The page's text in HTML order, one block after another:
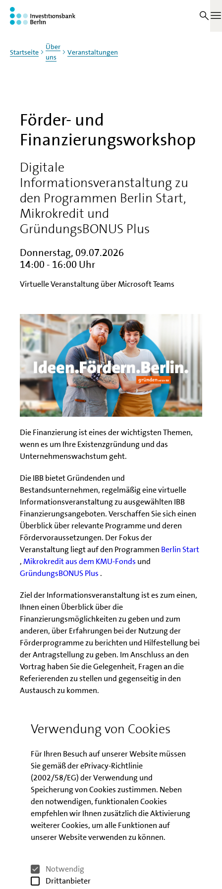
Verwendung von Cookies
Für Ihren Besuch auf unserer Website müssen
Sie gemäß der ePrivacy-Richtlinie
(2002/58/EG) der Verwendung und
Speicherung von Cookies zustimmen. Neben
den notwendigen, funktionalen Cookies
empfehlen wir Ihnen zusätzlich die Aktivierung
weiterer Cookies, um alle Funktionen auf
unserer Website verwenden zu können.
Notwendig
Drittanbieter
Zum Haupinhalt springen
Startseite
Über
uns
Veranstaltungen
Förder- und
Finanzierungsworkshop
Digitale
Informationsveranstaltung zu
den Programmen Berlin Start,
Mikrokredit und
GründungsBONUS Plus
Donnerstag, 09.07.2026
14:00 - 16:00 Uhr
Virtuelle Veranstaltung über Microsoft Teams
Die Finanzierung ist eines der wichtigsten Themen,
wenn es um Ihre Existenzgründung und das
Unternehmenswachstum geht.
Die IBB bietet Gründenden und
Bestandsunternehmen, regelmäßig eine virtuelle
Informationsveranstaltung zu ausgewählten IBB
Finanzierungsangeboten. Verschaffen Sie sich einen
Überblick über relevante Programme und deren
Fördervoraussetzungen. Der Fokus der
Veranstaltung liegt auf den Programmen Berlin Start
,Mikrokredit aus dem KMU-Fonds und
GründungsBONUS Plus .
Ziel der Informationsveranstaltung ist es zum einen,
Ihnen einen Überblick über die
Finanzierungsmöglichkeiten zu geben und zum
anderen, über Erfahrungen bei der Nutzung der
Förderprogramme zu berichten und Hilfestellung bei
der Antragstellung zu geben. Im Anschluss an den
Vortrag haben Sie die Gelegenheit, Fragen an die
Referierenden zu stellen und gegenseitig in den
Austausch zu kommen.
erhalten anschließend eine E-Mail mit allen
relevanten Informationen.
Die Teilnahme an der Veranstaltung ist kostenfrei.
Download der
Veranstaltungsunterlagen
Präsentation zum Förder- und